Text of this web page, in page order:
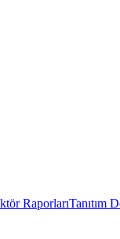
RaporlarıTanıtım